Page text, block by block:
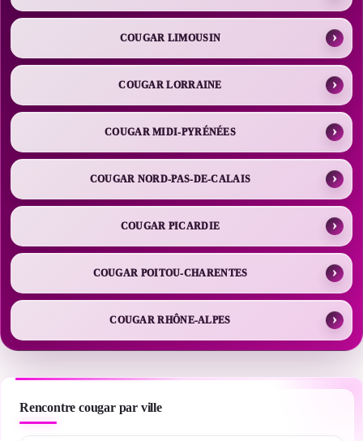
COUGAR LIMOUSIN
COUGAR LORRAINE
COUGAR MIDI-PYRÉNÉES
COUGAR NORD-PAS-DE-CALAIS
COUGAR PICARDIE
COUGAR POITOU-CHARENTES
COUGAR RHÔNE-ALPES
Rencontre cougar par ville